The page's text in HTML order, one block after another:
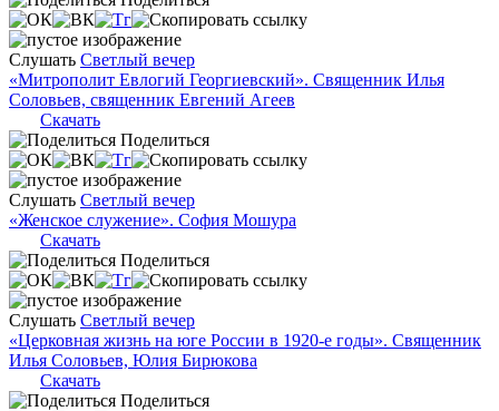
Слушать Светлый вечер
«Митрополит Евлогий Георгиевский». Священник Илья
Соловьев, священник Евгений Агеев
Скачать
Поделиться
Слушать Светлый вечер
«Женское служение». София Мошура
Скачать
Поделиться
Слушать Светлый вечер
«Церковная жизнь на юге России в 1920-е годы». Священник
Илья Соловьев, Юлия Бирюкова
Скачать
Поделиться